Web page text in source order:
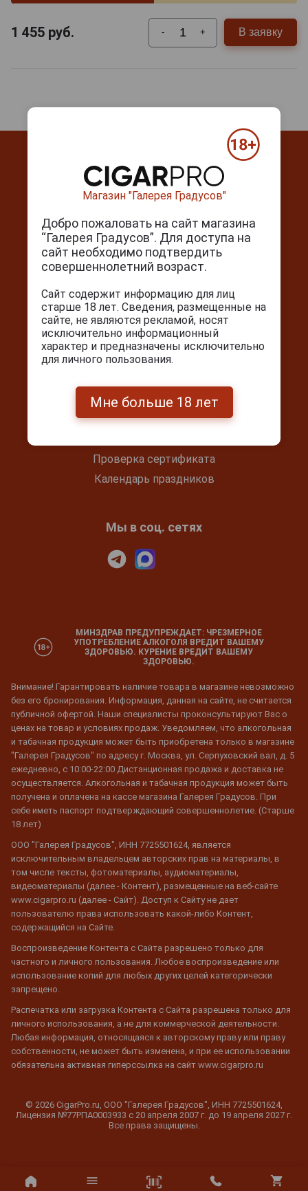
1 455 руб. - + В заявку
г. Москва, Серпуховский вал, д. 5
Ежедневно с 10:00 до 22:00
info@cigarpro.ru
Покупателям
Покупка и оплата
Блог
Проверка сертификата
Календарь праздников
Мы в соц. сетях
МИНЗДРАВ ПРЕДУПРЕЖДАЕТ: ЧРЕЗМЕРНОЕ
УПОТРЕБЛЕНИЕ АЛКОГОЛЯ ВРЕДИТ ВАШЕМУ
ЗДОРОВЬЮ. КУРЕНИЕ ВРЕДИТ ВАШЕМУ
ЗДОРОВЬЮ.
Внимание! Гарантировать наличие товара в магазине невозможно
без его бронирования. Информация, данная на сайте, не считается
публичной офертой. Наши специалисты проконсультируют Вас о
ценах на товар и условиях продаж. Уведомляем, что алкогольная
и табачная продукция может быть приобретена только в магазине
"Галерея Градусов" по адресу г. Москва, ул. Серпуховский вал, д. 5
ежедневно, с 10:00-22:00 Дистанционная продажа и доставка не
осуществляется. Алкогольная и табачная продукция может быть
получена и оплачена на кассе магазина Галерея Градусов. При
себе иметь паспорт подтверждающий совершеннолетие. (Старше
18 лет)
ООО "Галерея Градусов", ИНН 7725501624, является
исключительным владельцем авторских прав на материалы, в
том числе тексты, фотоматериалы, аудиоматериалы,
видеоматериалы (далее - Контент), размещенные на веб-сайте
www.cigarpro.ru (далее - Сайт). Доступ к Сайту не дает
пользователю права использовать какой-либо Контент,
содержащийся на Сайте.
Воспроизведение Контента с Сайта разрешено только для
частного и личного пользования. Любое воспроизведение или
использование копий для любых других целей категорически
запрещено.
Распечатка или загрузка Контента с Сайта разрешена только для
личного использования, а не для коммерческой деятельности.
Любая информация, относящаяся к авторскому праву или праву
собственности, не может быть изменена, и при ее использовании
обязательна активная гиперссылка на сайт www.cigarpro.ru
© 2026 CigarPro.ru, ООО "Галерея Градусов", ИНН 7725501624,
Лицензия №77РПА0003933 c 20 апреля 2007 г. до 19 апреля 2027 г.
Все права защищены.
Магазин "Галерея Градусов"
Добро пожаловать на сайт магазина
“Галерея Градусов”. Для доступа на
сайт необходимо подтвердить
совершеннолетний возраст.
Сайт содержит информацию для лиц
старше 18 лет. Сведения, размещенные на
сайте, не являются рекламой, носят
исключительно информационный
характер и предназначены исключительно
для личного пользования.
Мне больше 18 лет